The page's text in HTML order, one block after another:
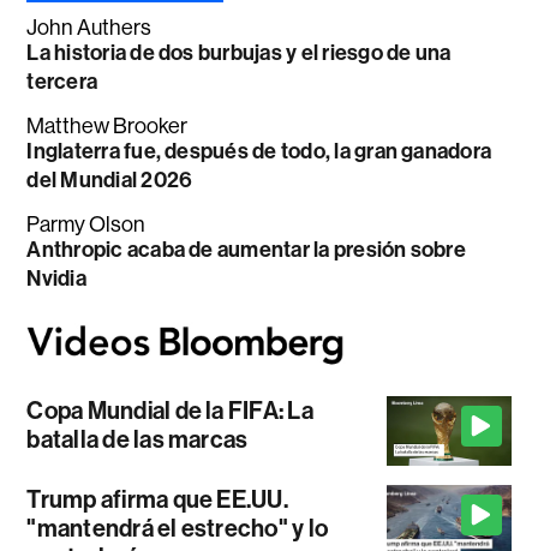
John Authers
La historia de dos burbujas y el riesgo de una
tercera
Matthew Brooker
Inglaterra fue, después de todo, la gran ganadora
del Mundial 2026
Parmy Olson
Anthropic acaba de aumentar la presión sobre
Nvidia
Copa Mundial de la FIFA: La
batalla de las marcas
Trump afirma que EE.UU.
"mantendrá el estrecho" y lo